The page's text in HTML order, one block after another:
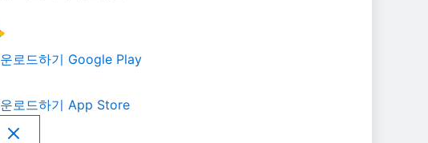
로드하기 Google Play
로드하기 App Store